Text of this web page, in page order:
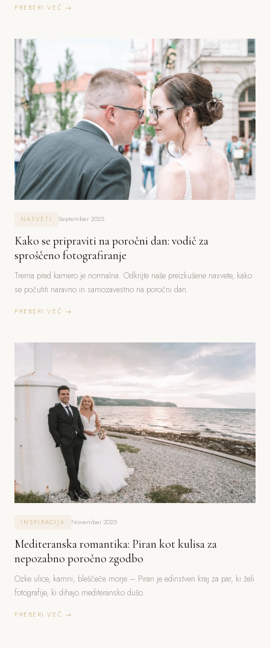
PREBERI VEČ →
NASVETI September 2025
Kako se pripraviti na poročni dan: vodič za
sproščeno fotografiranje
Trema pred kamero je normalna. Odkrijte naše preizkušene nasvete, kako
se počutiti naravno in samozavestno na poročni dan.
PREBERI VEČ →
INSPIRACIJA November 2025
Mediteranska romantika: Piran kot kulisa za
nepozabno poročno zgodbo
Ozke ulice, kamni, bleščeče morje – Piran je edinstven kraj za par, ki želi
fotografije, ki dihajo mediteransko dušo.
PREBERI VEČ →